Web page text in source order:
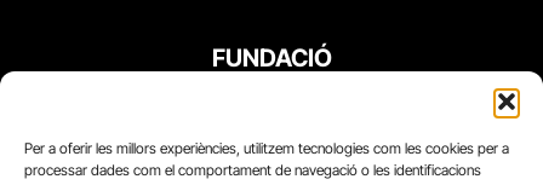
Per a oferir les millors experiències, utilitzem tecnologies com les cookies per a
processar dades com el comportament de navegació o les identificacions
FUNDACIÓ